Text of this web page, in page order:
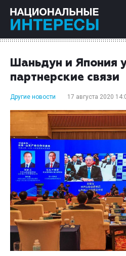
Шаньдун и Япония
партнерские связи
Другие новости 17 августа 2020